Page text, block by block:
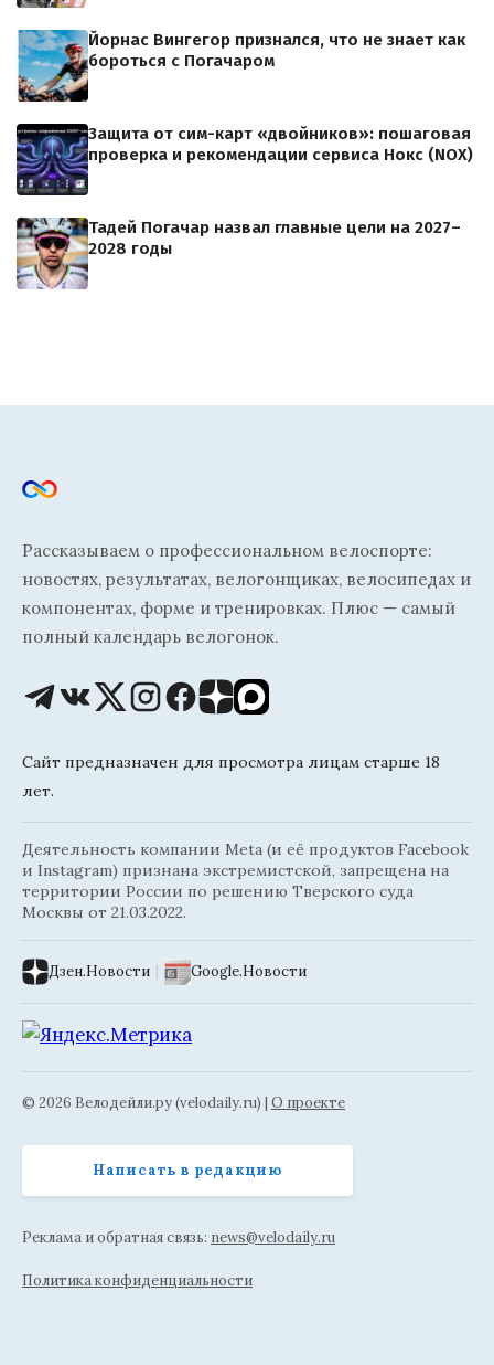
Йорнас Вингегор признался, что не знает как
бороться с Погачаром
Защита от сим-карт «двойников»: пошаговая
проверка и рекомендации сервиса Нокс (NOX)
Тадей Погачар назвал главные цели на 2027–
2028 годы
Рассказываем о профессиональном велоспорте:
новостях, результатах, велогонщиках, велосипедах и
компонентах, форме и тренировках. Плюс — самый
полный календарь велогонок.
Сайт предназначен для просмотра лицам старше 18
лет.
Деятельность компании Meta (и её продуктов Facebook
и Instagram) признана экстремистской, запрещена на
территории России по решению Тверского суда
Москвы от 21.03.2022.
Дзен.Новости | Google.Новости
© 2026 Велодейли.ру (velodaily.ru) | О проекте
Написать в редакцию
Реклама и обратная связь: news@velodaily.ru
Политика конфиденциальности